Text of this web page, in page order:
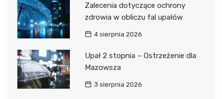
Zalecenia dotyczące ochrony
zdrowia w obliczu fal upałów
4 sierpnia 2026
Upał 2 stopnia – Ostrzeżenie dla
Mazowsza
3 sierpnia 2026